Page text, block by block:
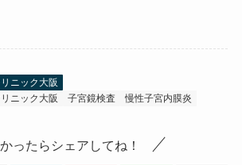
ニック大阪
ニック大阪
子宮鏡検査 慢性子宮内膜炎
ったらシェアしてね！